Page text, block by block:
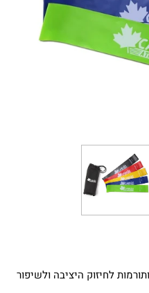
לחיזוק היציבה ולשיפור